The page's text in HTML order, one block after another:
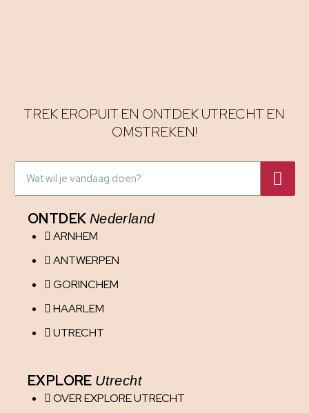
TREK EROPUIT EN ONTDEK UTRECHT EN
OMSTREKEN!
ONTDEK Nederland
ARNHEM
ANTWERPEN
GORINCHEM
HAARLEM
UTRECHT
EXPLORE Utrecht
OVER EXPLORE UTRECHT